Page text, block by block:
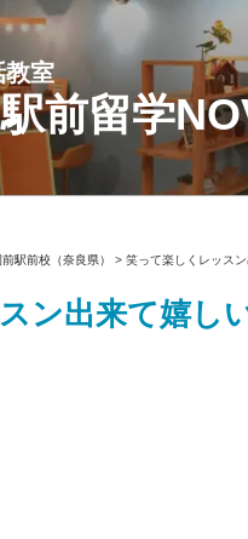
教室
前留学
駅前校（奈良県） > 笑って楽しくレッス
ン出来て嬉し